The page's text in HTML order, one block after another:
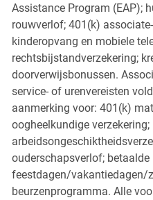
Assistance Program (EAP);
rouwverlof; 401(k)
kinderopvang en mobiele
rechtsbijstandverzekering;
doorverwijsbonussen.
service- of urenvereisten
aanmerking voor: 401(k)
oogheelkundige verzekering;
ouderschapsverlof; betaalde
feestdagen/vakantiedagen/
beurzenprogramma. Alle